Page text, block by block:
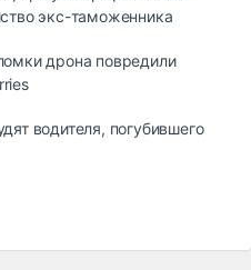
экс-таможенника
дрона повредили
водителя, погубившего